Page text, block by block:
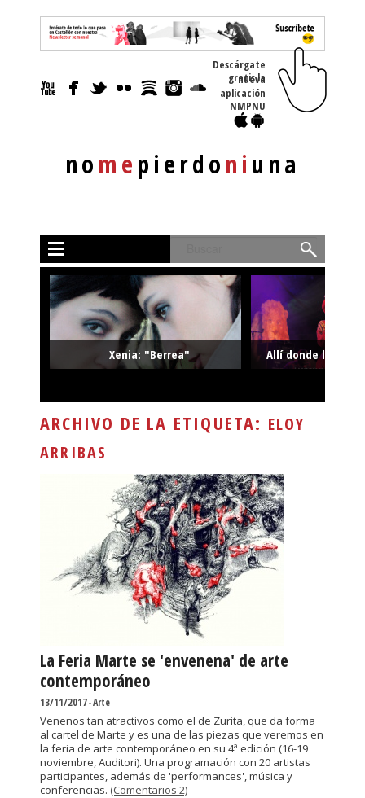
nomepierdoniuna
Descárgate
gratis la nueva
aplicación
NMPNU
Xenia: "Berrea" Allí donde la
ARCHIVO DE LA ETIQUETA: ELOY
ARRIBAS
La Feria Marte se 'envenena' de arte
contemporáneo
13/11/2017-Arte
Venenos tan atractivos como el de Zurita, que da forma
al cartel de Marte y es una de las piezas que veremos en
la feria de arte contemporáneo en su 4ª edición (16-19
noviembre, Auditori). Una programación con 20 artistas
participantes, además de 'performances', música y
conferencias. (Comentarios 2)